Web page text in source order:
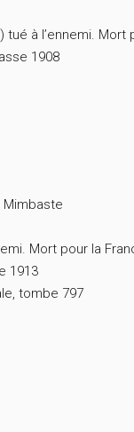
à l’ennemi. Mort
1908
Mimbaste
Mort pour la
1913
tombe 797